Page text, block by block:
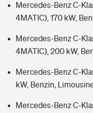
Mercedes-Benz C-
4MATIC), 170 kW,
Mercedes-Benz C-
4MATIC), 200 kW,
Mercedes-Benz C-
kW, Benzin,
Mercedes-Benz C-